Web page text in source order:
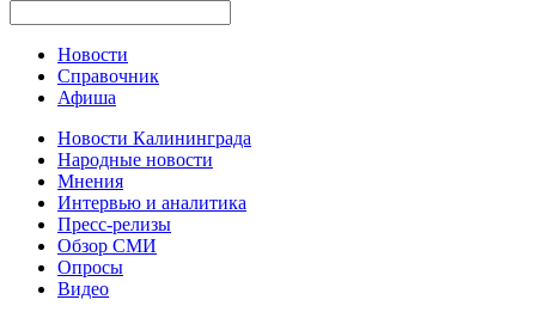
Новости
Справочник
Афиша
Новости Калининграда
Народные новости
Мнения
Интервью и аналитика
Пресс-релизы
Обзор СМИ
Опросы
Видео